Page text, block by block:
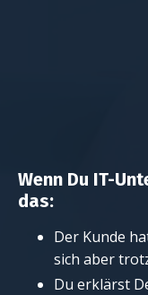
Wenn Du IT-
das:
Der Kunde
sich aber
Du erklärst